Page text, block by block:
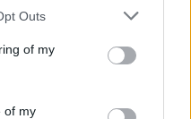
Outs
of my
of my